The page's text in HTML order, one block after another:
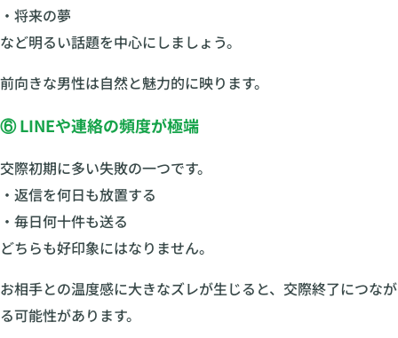
・将来の夢
など明るい話題を中心にしましょう。
前向きな男性は自然と魅力的に映ります。
⑥ LINEや連絡の頻度が極端
交際初期に多い失敗の一つです。
・返信を何日も放置する
・毎日何十件も送る
どちらも好印象にはなりません。
お相手との温度感に大きなズレが生じると、交際終了につなが
る可能性があります。